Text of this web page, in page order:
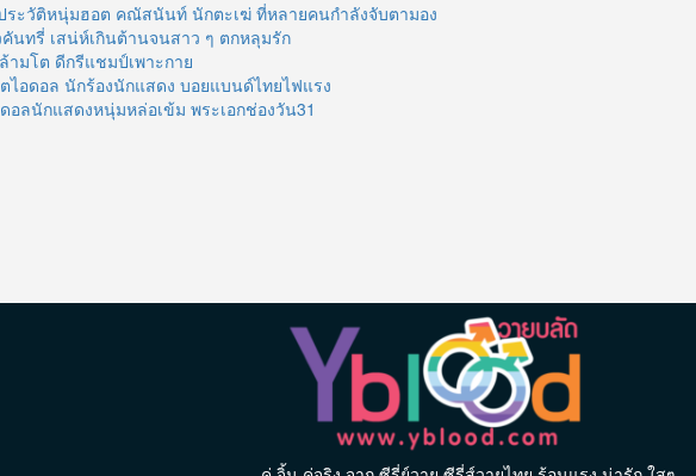
ระวัติหนุ่มฮอต คณัสนันท์ นักตะเฆ่ ที่หลายคนกำลังจับตามอง
ทรี่ เสน่ห์เกินต้านจนสาว ๆ ตกหลุมรัก
มโต ดีกรีแชมป์เพาะกาย
ไอดอล นักร้องนักแสดง บอยแบนด์ไทยไฟแรง
อลนักแสดงหนุ่มหล่อเข้ม พระเอกช่องวัน31